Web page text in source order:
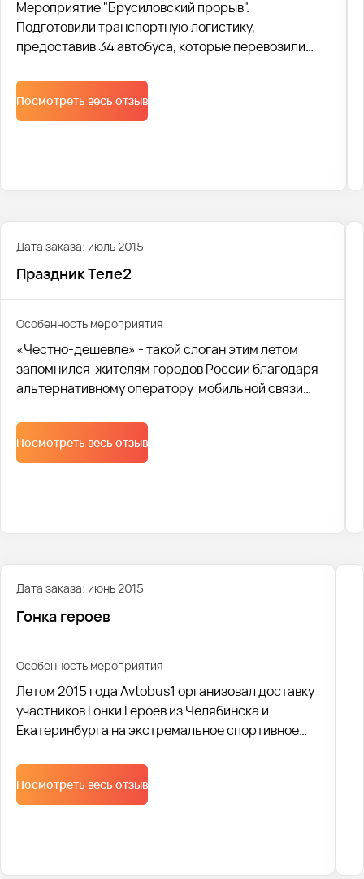
Мероприятие "Брусиловский прорыв".
Подготовили транспортную логистику,
предоставив 34 автобуса, которые перевозили
начиная от маршрутов, постановки автобусов до
согласования списка детей в ГАИ. Это позволяет
нам для своих клиентов оставаться надежной
Посмотреть весь отзыв
Дата заказа: июль 2015
Праздник Теле2
Особенность мероприятия
«Честно-дешевле» - такой слоган этим летом
запомнился жителям городов России благодаря
альтернативному оператору мобильной связи
масштабном празднике, организованном
компанией. Транспортной компанией Avtobus1
была осуществлена доставка участников и
Посмотреть весь отзыв
Дата заказа: июнь 2015
Гонка героев
Особенность мероприятия
Летом 2015 года Avtobus1 организовал доставку
участников Гонки Героев из Челябинска и
Екатеринбурга на экстремальное спортивное
доставлено 15 000 человек на 120 автобусах.
Посмотреть весь отзыв